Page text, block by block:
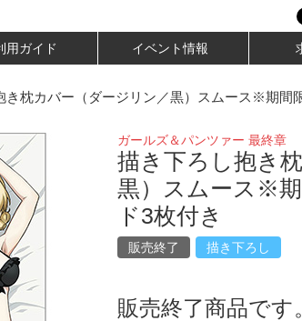
用ガイド イベント情報
枕カバー（ダージリン／黒）スムース※期間
ガールズ＆パンツァー 最終章
描き下ろし抱き
黒）スムース※
ド3枚付き
販売終了 描き下ろし
販売終了商品です